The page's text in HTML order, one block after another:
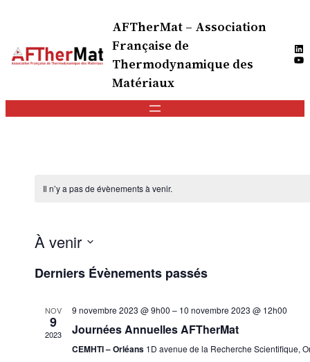
AFTherMat – Association
Française de
Thermodynamique des
Matériaux
Il n’y a pas de évènements à venir.
À venir
une
Derniers Évènements passés
NOV
9
2023
9 novembre 2023 @ 9h00 – 10 novembre 2023 @ 12h00
Journées Annuelles AFTherMat
CEMHTI – Orléans 1D avenue de la Recherche Scientifique,